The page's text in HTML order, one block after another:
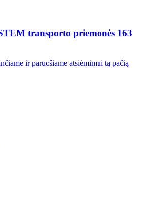
transporto priemonės 163
ir paruošiame atsiėmimui tą pačią